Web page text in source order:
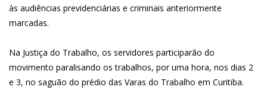
às audiências previdenciárias e criminais anteriormente
marcadas.
Na Justiça do Trabalho, os servidores participarão do
movimento paralisando os trabalhos, por uma hora, nos dias 2
e 3, no saguão do prédio das Varas do Trabalho em Curitiba.